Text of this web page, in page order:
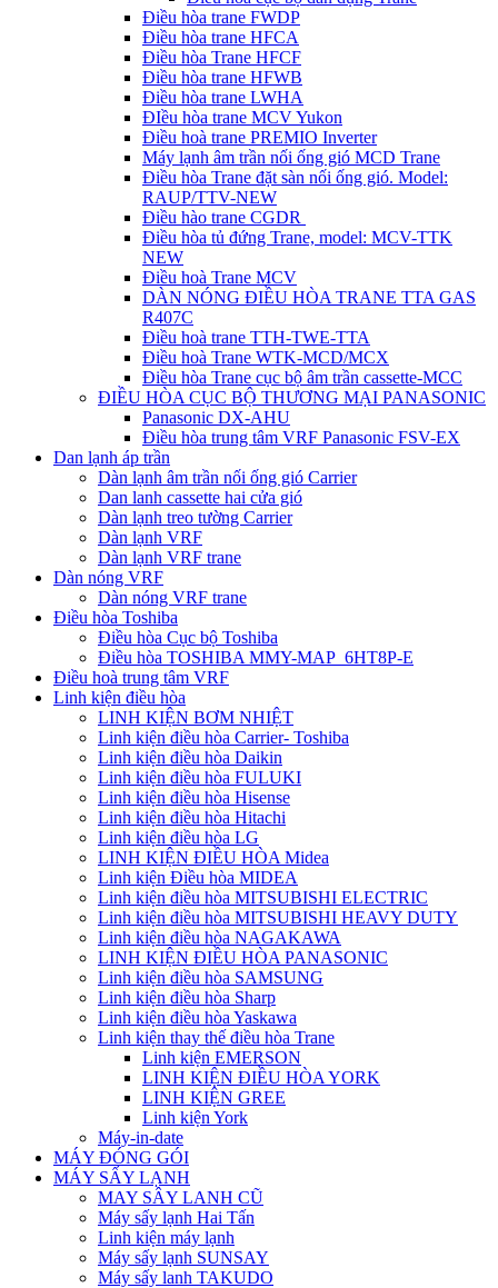
Điều hòa trane FWDP
Điều hòa trane HFCA
Điều hòa Trane HFCF
Điều hòa trane HFWB
Điều hòa trane LWHA
ĐIều hòa trane MCV Yukon
Điều hoà trane PREMIO Inverter
Máy lạnh âm trần nối ống gió MCD Trane
Điều hòa Trane đặt sàn nối ống gió. Model:
RAUP/TTV-NEW
Điều hào trane CGDR
Điều hòa tủ đứng Trane, model: MCV-TTK
NEW
Điều hoà Trane MCV
DÀN NÓNG ĐIỀU HÒA TRANE TTA GAS
R407C
Điều hoà trane TTH-TWE-TTA
Điều hoà Trane WTK-MCD/MCX
Điều hòa Trane cục bộ âm trần cassette-MCC
ĐIỀU HÒA CỤC BỘ THƯƠNG MẠI PANASONIC
Panasonic DX-AHU
Điều hòa trung tâm VRF Panasonic FSV-EX
Dan lạnh áp trần
Dàn lạnh âm trần nối ống gió Carrier
Dan lanh cassette hai cửa gió
Dàn lạnh treo tường Carrier
Dàn lạnh VRF
Dàn lạnh VRF trane
Dàn nóng VRF
Dàn nóng VRF trane
Điều hòa Toshiba
Điều hòa Cục bộ Toshiba
Điều hòa TOSHIBA MMY-MAP_6HT8P-E
Điều hoà trung tâm VRF
Linh kiện điều hòa
LINH KIỆN BƠM NHIỆT
Linh kiện điều hòa Carrier- Toshiba
Linh kiện điều hòa Daikin
Linh kiện điều hòa FULUKI
Linh kiện điều hòa Hisense
Linh kiện điều hòa Hitachi
Linh kiện điều hòa LG
LINH KIỆN ĐIỀU HÒA Midea
Linh kiện Điều hòa MIDEA
Linh kiện điều hòa MITSUBISHI ELECTRIC
Linh kiện điều hòa MITSUBISHI HEAVY DUTY
Linh kiện điều hòa NAGAKAWA
LINH KIỆN ĐIỀU HÒA PANASONIC
Linh kiện điều hòa SAMSUNG
Linh kiện điều hòa Sharp
Linh kiện điều hòa Yaskawa
Linh kiện thay thế điều hòa Trane
Linh kiện EMERSON
LINH KIỆN ĐIỀU HÒA YORK
LINH KIỆN GREE
Linh kiện York
Máy-in-date
MÁY ĐÓNG GÓI
MÁY SẤY LẠNH
MAY SÂY LANH CŨ
Máy sấy lạnh Hai Tấn
Linh kiện máy lạnh
Máy sấy lạnh SUNSAY
Máy sấy lanh TAKUDO